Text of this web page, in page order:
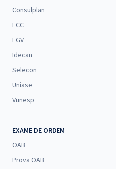
Consulplan
FCC
FGV
Idecan
Selecon
Uniase
Vunesp
EXAME DE ORDEM
OAB
Prova OAB